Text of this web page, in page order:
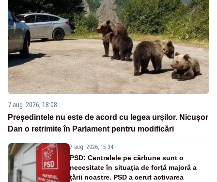
7 aug. 2026, 18:08
Președintele nu este de acord cu legea urșilor. Nicușor
Dan o retrimite în Parlament pentru modificări
7 aug. 2026, 15:34
PSD: Centralele pe cărbune sunt o
necesitate în situaţia de forţă majoră a
ţării noastre. PSD a cerut activarea